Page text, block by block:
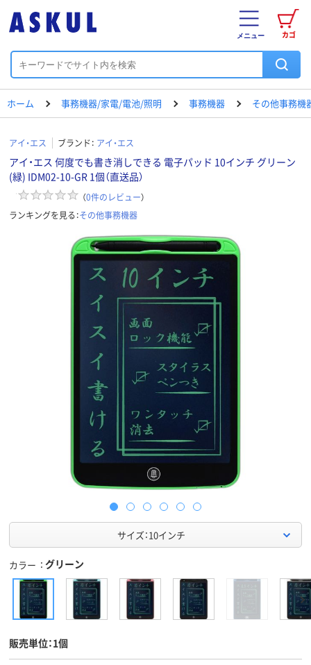
カゴ
メニュー
ホーム 事務機器/家電/電池/照明 事務機器 その他事務機
アイ・エス ブランド： アイ・エス
アイ・エス 何度でも書き消しできる 電子パッド 10インチ グリーン
(緑) IDM02-10-GR 1個（直送品）
（0件のレビュー）
ランキングを見る：その他事務機器
サイズ：10インチ
カラー グリーン
販売単位：1個